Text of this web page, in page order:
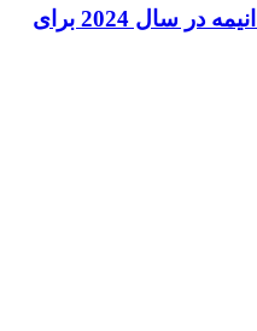
بهترین برنامه های دانلود انیمه در سال 2024 برای